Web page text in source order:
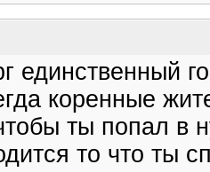
единственный
коренные
ты попал в
то что ты